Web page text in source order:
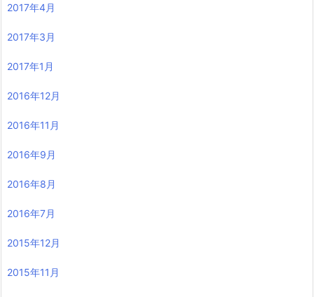
2017年4月
2017年3月
2017年1月
2016年12月
2016年11月
2016年9月
2016年8月
2016年7月
2015年12月
2015年11月